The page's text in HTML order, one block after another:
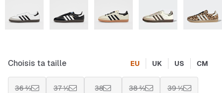
Choisis ta taille EU UK US CM
36 ⅔ 37 ⅓ 38 38 ⅔ 39 ⅓